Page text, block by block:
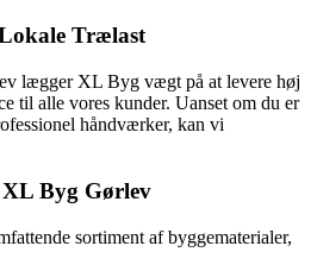
Trælast
lægger XL Byg vægt på at levere høj
til alle vores kunder. Uanset om du er
håndværker, kan vi
Byg Gørlev
sortiment af byggematerialer,